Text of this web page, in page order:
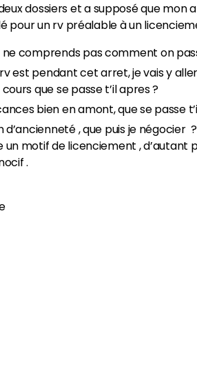
dossiers et a supposé que
pour un rv préalable à un
comprends pas comment on
est pendant cet arret, je vais y
que se passe t’il apres ?
bien en amont, que se passe
d’ancienneté , que puis je
motif de licenciement ,
.